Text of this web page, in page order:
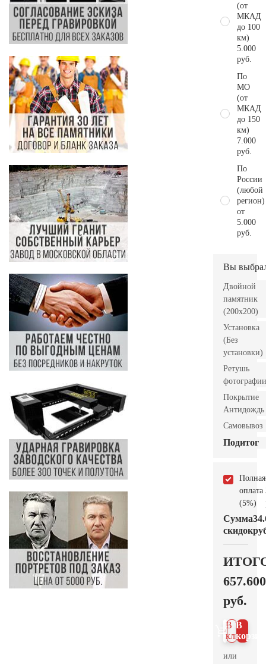
(от
МКАД
до 100
км)
5.000
руб.
По
МО
(от
МКАД
до 150
км)
7.000
руб.
По
России
(любой
регион)
от
5.000
руб.
Вы
Двойной
памятник
(200х200)
Установка
(Без
установки)
Ретушь
фотографии
Покрытие
Антидождь
Самовывоз
Подитог
Полная
оплата
(5%)
Сумма
скидок
657.600
руб.
В
В 1
клик
или